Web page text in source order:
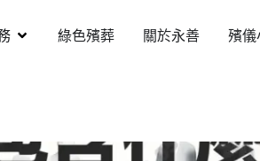
綠色殯葬 關於永善 殯儀